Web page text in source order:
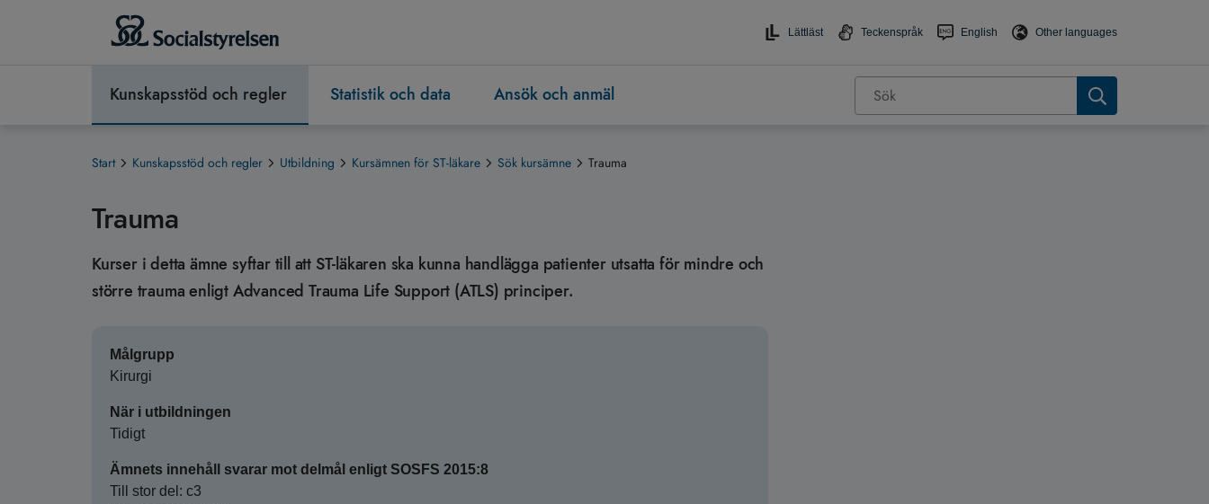
Lättläst Teckenspråk English Other languages
Kunskapsstöd och regler Statistik och data Ansök och anmäl
Start Kunskapsstöd och regler Utbildning Kursämnen för ST-läkare Sök kursämne Trauma
Trauma
Kurser i detta ämne syftar till att ST-läkaren ska kunna handlägga patienter utsatta för mindre och
större trauma enligt Advanced Trauma Life Support (ATLS) principer.
Målgrupp
Kirurgi
När i utbildningen
Tidigt
Ämnets innehåll svarar mot delmål enligt SOSFS 2015:8
Till stor del: c3